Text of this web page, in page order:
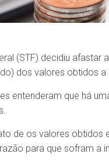
(STF) decidiu
dos valores obtidos
entenderam que há
de os valores obtidos
para que sofram a